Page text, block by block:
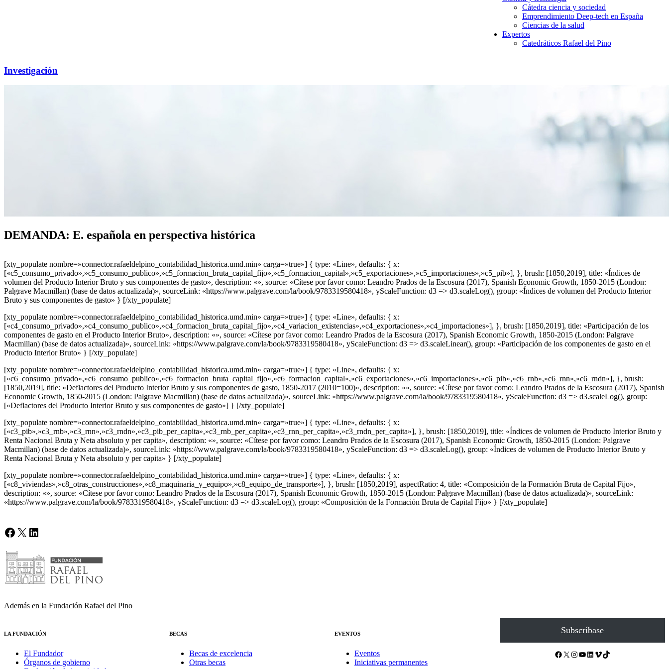
Cátedra ciencia y sociedad
Emprendimiento Deep-tech en España
Ciencias de la salud
Expertos
Catedráticos Rafael del Pino
Investigación
DEMANDA: E. española en perspectiva histórica
[xty_populate nombre=»connector.rafaeldelpino_contabilidad_historica.umd.min» carga=»true»] { type: «Line», defaults: { x:
[«c5_consumo_privado»,»c5_consumo_publico»,»c5_formacion_bruta_capital_fijo»,»c5_formacion_capital»,»c5_exportaciones»,»c5_importaciones»,»c5_pib»], }, brush: [1850,2019], title: «Índices de
volumen del Producto Interior Bruto y sus componentes de gasto», description: «», source: «Cítese por favor como: Leandro Prados de la Escosura (2017), Spanish Economic Growth, 1850-2015 (London:
Palgrave Macmillan) (base de datos actualizada)», sourceLink: «https://www.palgrave.com/la/book/9783319580418», yScaleFunction: d3 => d3.scaleLog(), group: «Índices de volumen del Producto Interior
Bruto y sus componentes de gasto» } [/xty_populate]
[xty_populate nombre=»connector.rafaeldelpino_contabilidad_historica.umd.min» carga=»true»] { type: «Line», defaults: { x:
[«c4_consumo_privado»,»c4_consumo_publico»,»c4_formacion_bruta_capital_fijo»,»c4_variacion_existencias»,»c4_exportaciones»,»c4_importaciones»], }, brush: [1850,2019], title: «Participación de los
componentes de gasto en el Producto Interior Bruto», description: «», source: «Cítese por favor como: Leandro Prados de la Escosura (2017), Spanish Economic Growth, 1850-2015 (London: Palgrave
Macmillan) (base de datos actualizada)», sourceLink: «https://www.palgrave.com/la/book/9783319580418», yScaleFunction: d3 => d3.scaleLinear(), group: «Participación de los componentes de gasto en el
Producto Interior Bruto» } [/xty_populate]
[xty_populate nombre=»connector.rafaeldelpino_contabilidad_historica.umd.min» carga=»true»] { type: «Line», defaults: { x:
[«c6_consumo_privado»,»c6_consumo_publico»,»c6_formacion_bruta_capital_fijo»,»c6_formacion_capital»,»c6_exportaciones»,»c6_importaciones»,»c6_pib»,»c6_rnb»,»c6_rnn»,»c6_rndn»], }, brush:
[1850,2019], title: «Deflactores del Producto Interior Bruto y sus componentes de gasto, 1850-2017 (2010=100)», description: «», source: «Cítese por favor como: Leandro Prados de la Escosura (2017), Spanish
Economic Growth, 1850-2015 (London: Palgrave Macmillan) (base de datos actualizada)», sourceLink: «https://www.palgrave.com/la/book/9783319580418», yScaleFunction: d3 => d3.scaleLog(), group:
[«Deflactores del Producto Interior Bruto y sus componentes de gasto»] } [/xty_populate]
[xty_populate nombre=»connector.rafaeldelpino_contabilidad_historica.umd.min» carga=»true»] { type: «Line», defaults: { x:
[«c3_pib»,»c3_rnb»,»c3_rnn»,»c3_rndn»,»c3_pib_per_capita»,»c3_rnb_per_capita»,»c3_rnn_per_capita»,»c3_rndn_per_capita»], }, brush: [1850,2019], title: «Índices de volumen de Producto Interior Bruto y
Renta Nacional Bruta y Neta absoluto y per capita», description: «», source: «Cítese por favor como: Leandro Prados de la Escosura (2017), Spanish Economic Growth, 1850-2015 (London: Palgrave
Macmillan) (base de datos actualizada)», sourceLink: «https://www.palgrave.com/la/book/9783319580418», yScaleFunction: d3 => d3.scaleLog(), group: «Índices de volumen de Producto Interior Bruto y
Renta Nacional Bruta y Neta absoluto y per capita» } [/xty_populate]
[xty_populate nombre=»connector.rafaeldelpino_contabilidad_historica.umd.min» carga=»true»] { type: «Line», defaults: { x:
[«c8_viviendas»,»c8_otras_construcciones»,»c8_maquinaria_y_equipo»,»c8_equipo_de_transporte»], }, brush: [1850,2019], aspectRatio: 4, title: «Composición de la Formación Bruta de Capital Fijo»,
description: «», source: «Cítese por favor como: Leandro Prados de la Escosura (2017), Spanish Economic Growth, 1850-2015 (London: Palgrave Macmillan) (base de datos actualizada)», sourceLink:
«https://www.palgrave.com/la/book/9783319580418», yScaleFunction: d3 => d3.scaleLog(), group: «Composición de la Formación Bruta de Capital Fijo» } [/xty_populate]
Facebook
X LinkedIn
Además en la Fundación Rafael del Pino
LA FUNDACIÓN
El Fundador
Órganos de gobierno
BECAS
Becas de excelencia
Otras becas
EVENTOS
Eventos
Iniciativas permanentes
Subscríbase
Facebook X Instagram YouTube LinkedIn Vimeo TikTok